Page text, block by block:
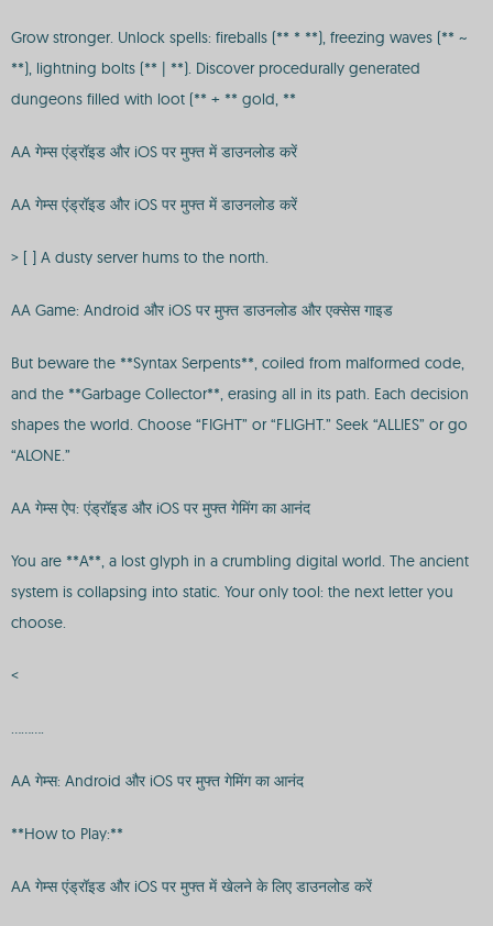
Grow stronger. Unlock spells: fireballs (** * **), freezing waves (** ~
**), lightning bolts (** | **). Discover procedurally generated
dungeons filled with loot (** + ** gold, **
AA गेम्स एंड्रॉइड और iOS पर मुफ्त में डाउनलोड करें
AA गेम्स एंड्रॉइड और iOS पर मुफ्त में डाउनलोड करें
> [ ] A dusty server hums to the north.
AA Game: Android और iOS पर मुफ्त डाउनलोड और एक्सेस गाइड
But beware the **Syntax Serpents**, coiled from malformed code,
and the **Garbage Collector**, erasing all in its path. Each decision
shapes the world. Choose “FIGHT” or “FLIGHT.” Seek “ALLIES” or go
“ALONE.”
AA गेम्स ऐप: एंड्रॉइड और iOS पर मुफ्त गेमिंग का आनंद
You are **A**, a lost glyph in a crumbling digital world. The ancient
system is collapsing into static. Your only tool: the next letter you
choose.
<
..........
AA गेम्स: Android और iOS पर मुफ्त गेमिंग का आनंद
**How to Play:**
AA गेम्स एंड्रॉइड और iOS पर मुफ्त में खेलने के लिए डाउनलोड करें